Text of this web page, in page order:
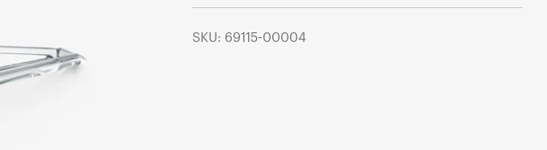
SKU: 69115-00004